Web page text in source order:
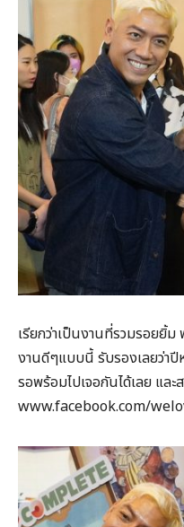
เรียกว่าเป็นงานที่รวมรอยยิ้ม
งานดีๆแบบนี้ รับรองเลยว่า
รอพร้อมไปเจอกันได้เลย และ
www.facebook.com/